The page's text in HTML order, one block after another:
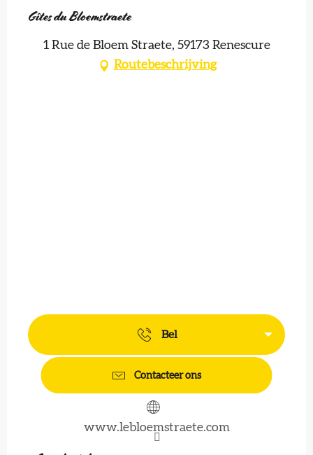
Gîtes du Bloemstraete
1 Rue de Bloem Straete, 59173 Renescure
Routebeschrijving
Bel
Contacteer ons
www.lebloemstraete.com